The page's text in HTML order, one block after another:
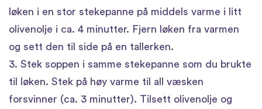
løken i en stor stekepanne på middels varme i litt
olivenolje i ca. 4 minutter. Fjern løken fra varmen
og sett den til side på en tallerken.
3. Stek soppen i samme stekepanne som du brukte
til løken. Stek på høy varme til all væsken
forsvinner (ca. 3 minutter). Tilsett olivenolje og